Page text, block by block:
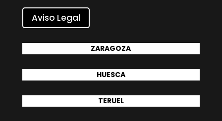
Aviso Legal
ZARAGOZA
HUESCA
TERUEL